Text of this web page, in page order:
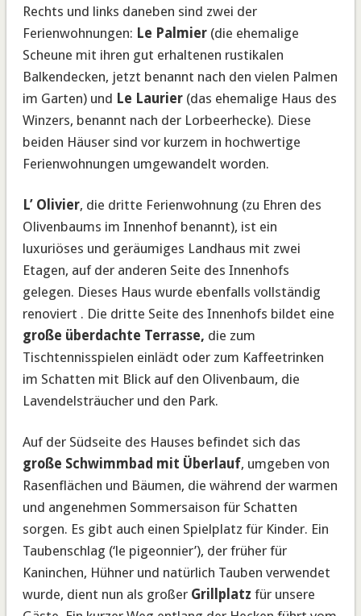
Rechts und links daneben sind zwei der
Ferienwohnungen: Le Palmier(die ehemalige
Scheune mit ihren gut erhaltenen rustikalen
Balkendecken, jetzt benannt nach den vielen Palmen
im Garten) und Le Laurier(das ehemalige Haus des
Winzers, benannt nach der Lorbeerhecke). Diese
beiden Häuser sind vor kurzem in hochwertige
Ferienwohnungen umgewandelt worden.
L’ Olivier, die dritte Ferienwohnung (zu Ehren des
Olivenbaums im Innenhof benannt), ist ein
luxuriöses und geräumiges Landhaus mit zwei
Etagen, auf der anderen Seite des Innenhofs
gelegen. Dieses Haus wurde ebenfalls vollständig
renoviert . Die dritte Seite des Innenhofs bildet eine
große überdachte Terrasse, die zum
Tischtennisspielen einlädt oder zum Kaffeetrinken
im Schatten mit Blick auf den Olivenbaum, die
Lavendelsträucher und den Park.
Auf der Südseite des Hauses befindet sich das
große Schwimmbad mit Überlauf, umgeben von
Rasenflächen und Bäumen, die während der warmen
und angenehmen Sommersaison für Schatten
sorgen. Es gibt auch einen Spielplatz für Kinder. Ein
Taubenschlag (‘le pigeonnier’), der früher für
Kaninchen, Hühner und natürlich Tauben verwendet
wurde, dient nun als großer Grillplatz für unsere